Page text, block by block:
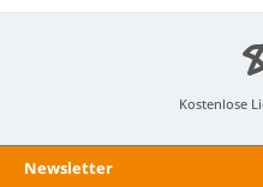
Kostenlose
Newsletter